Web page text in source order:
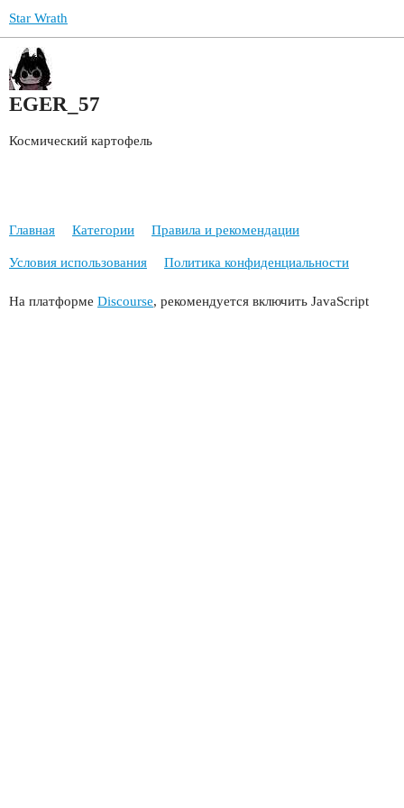
Star Wrath
EGER_57
Космический картофель
Главная Категории Правила и рекомендации
Условия использования Политика конфиденциальности
На платформе Discourse, рекомендуется включить JavaScript